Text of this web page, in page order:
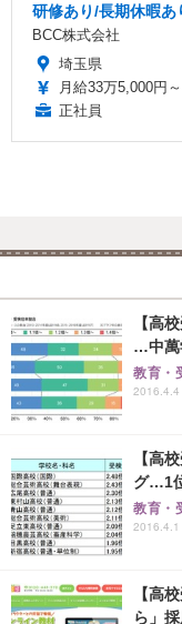
研修あり/長期休暇
BCC株式会社
埼玉県
月給33万5,000円
正社員
【高
…中萬
教育・
【高
グ…1
教育・
2016.4.1
【高
ら」